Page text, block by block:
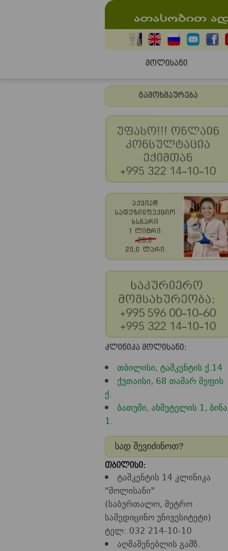
მოლისანი
გამოხმაურება
კლინიკა მოლისანი:
თბილისი, ტაშკენტის ქ.14
ქუთაისი, 68 თამარ მეფის
ქ.
ბათუმი, ახმეტელის 1, ბინა
1.
სად შევიძინოთ?
თბილისი:
ტაშკენტის 14 კლინიკა
"მოლისანი"
(საბურთალო, მეტრო
სამედიცინო უნივესიტეტი)
ტელ: 032 214-10-10
აღმაშენებლის გამზ.